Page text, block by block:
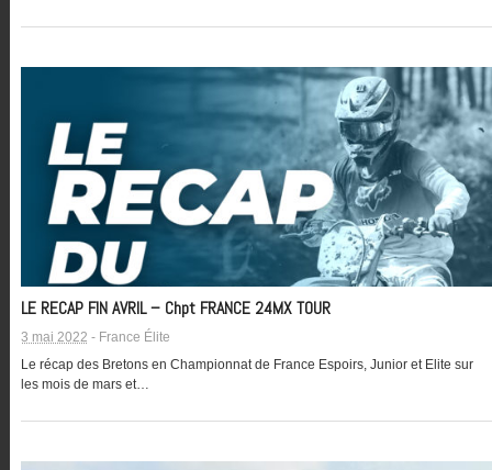
LE RECAP FIN AVRIL – Chpt FRANCE 24MX TOUR
3 mai 2022 - France Élite
Le récap des Bretons en Championnat de France Espoirs, Junior et Elite sur
les mois de mars et…